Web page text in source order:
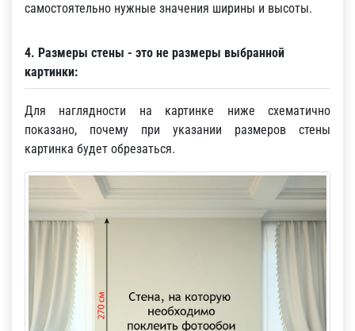
самостоятельно нужные значения ширины и высоты.
4. Размеры стены - это не размеры выбранной
картинки:
Для наглядности на картинке ниже схематично
показано, почему при указании размеров стены
картинка будет обрезаться.